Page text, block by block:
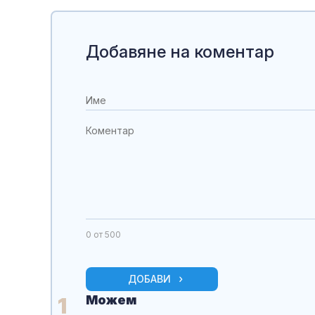
Добавяне на коментар
0 от 500
ДОБАВИ
1 Можем